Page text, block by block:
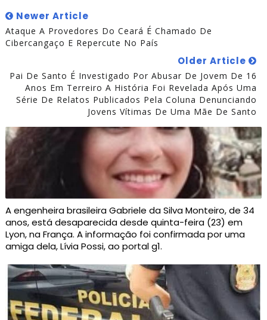
Newer Article
Ataque A Provedores Do Ceará É Chamado De
Cibercangaço E Repercute No País
Older Article
Pai De Santo É Investigado Por Abusar De Jovem De 16
Anos Em Terreiro A História Foi Revelada Após Uma
Série De Relatos Publicados Pela Coluna Denunciando
Jovens Vítimas De Uma Mãe De Santo
A engenheira brasileira Gabriele da Silva Monteiro, de 34
anos, está desaparecida desde quinta-feira (23) em
Lyon, na França. A informação foi confirmada por uma
amiga dela, Lívia Possi, ao portal g1.